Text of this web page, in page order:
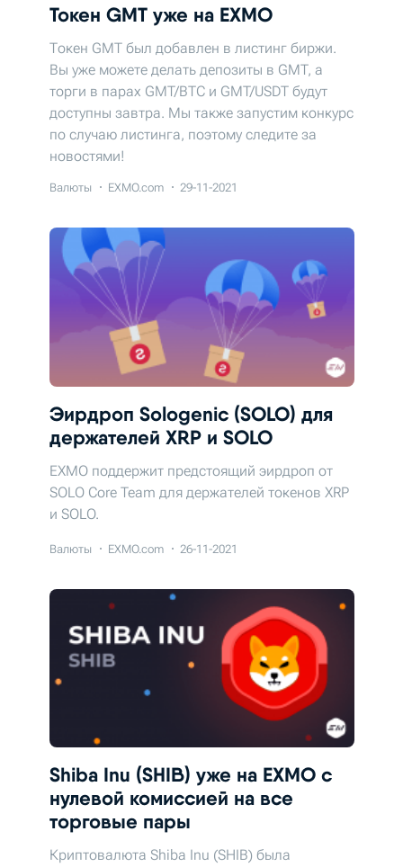
Токен GMT уже на EXMO
Токен GMT был добавлен в листинг биржи.
Вы уже можете делать депозиты в GMT, а
торги в парах GMT/BTC и GMT/USDT будут
доступны завтра. Мы также запустим конкурс
по случаю листинга, поэтому следите за
новостями!
Валюты EXMO.com 29-11-2021
Эирдроп Sologenic (SOLO) для
держателей XRP и SOLO
EXMO поддержит предстоящий эирдроп от
SOLO Core Team для держателей токенов XRP
и SOLO.
Валюты EXMO.com 26-11-2021
Shiba Inu (SHIB) уже на EXMO с
нулевой комиссией на все
торговые пары
Криптовалюта Shiba Inu (SHIB) была